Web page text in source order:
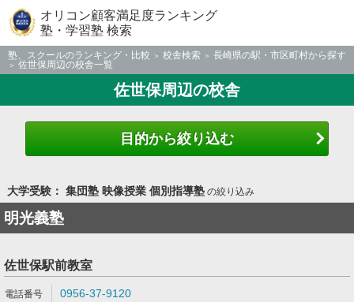
オリコン顧客満足度ランキング
塾・学習塾 検索
塾、スクールのランキング・比較 校舎検索
長崎県の駅・市区町村から探す
佐世保周辺の校舎一覧
佐世保周辺の校舎
目的から絞り込む
大学受験： 集団塾 映像授業 個別指導塾の絞り込み
明光義塾
佐世保駅前教室
0956-37-9120